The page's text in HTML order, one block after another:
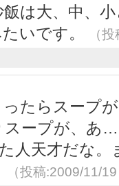
は大、中、
いです。
（
たらスープ
ープが、あ
人天才だな
（投稿:2009/11/